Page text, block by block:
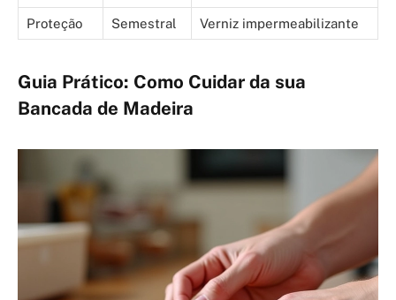
Proteção Semestral Verniz impermeabilizante
Guia Prático: Como Cuidar da sua
Bancada de Madeira